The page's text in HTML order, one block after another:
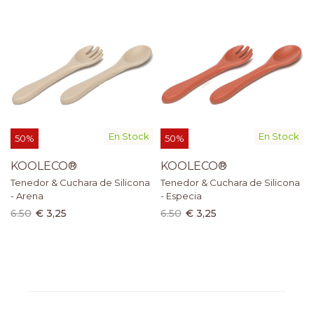
En Stock
50%
KOOLECO®
Tenedor & Cuchara de Silicona
- Arena
6.50 € 3,25
En Stock
50%
KOOLECO®
Tenedor & Cuchara de Silicona
- Especia
6.50 € 3,25